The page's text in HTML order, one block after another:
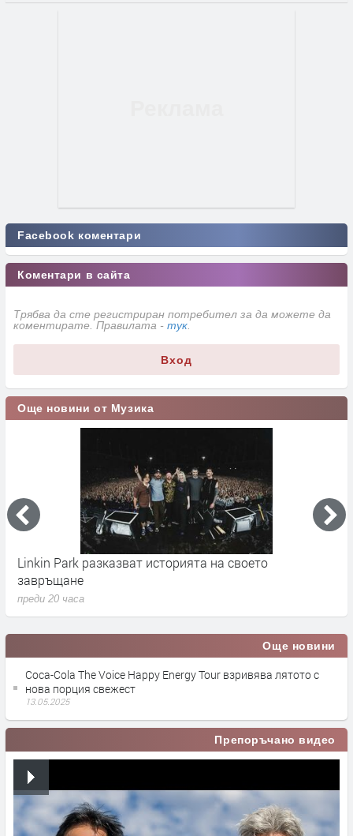
Facebook коментари
Коментари в сайта
Трябва да сте регистриран потребител за да можете да
коментирате. Правилата - тук
Вход
Още новини от Музика
Linkin Park разказват историята на своето
завръщане
преди 20 часа
Още новини
Coca-Cola The Voice Happy Energy Tour взривява лятото с
нова порция свежест
13.05.2025
Препоръчано видео